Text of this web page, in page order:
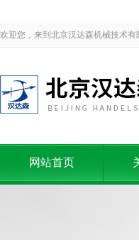
欢迎您，来到北京汉达森机械技术有
网站首页